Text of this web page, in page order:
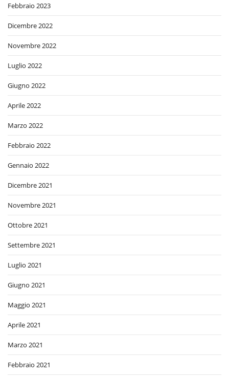
Febbraio 2023
Dicembre 2022
Novembre 2022
Luglio 2022
Giugno 2022
Aprile 2022
Marzo 2022
Febbraio 2022
Gennaio 2022
Dicembre 2021
Novembre 2021
Ottobre 2021
Settembre 2021
Luglio 2021
Giugno 2021
Maggio 2021
Aprile 2021
Marzo 2021
Febbraio 2021